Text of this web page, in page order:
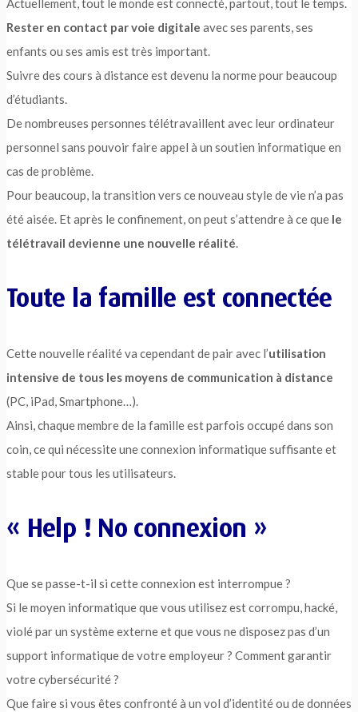
Actuellement, tout le monde est connecté, partout, tout le temps.
Rester en contact par voie digitale avec ses parents, ses
enfants ou ses amis est très important.
Suivre des cours à distance est devenu la norme pour beaucoup
d’étudiants.
De nombreuses personnes télétravaillent avec leur ordinateur
personnel sans pouvoir faire appel à un soutien informatique en
cas de problème.
Pour beaucoup, la transition vers ce nouveau style de vie n’a pas
été aisée. Et après le confinement, on peut s’attendre à ce que le
télétravail devienne une nouvelle réalité.
Toute la famille est connectée
Cette nouvelle réalité va cependant de pair avec l’utilisation
intensive de tous les moyens de communication à distance
(PC, iPad, Smartphone…).
Ainsi, chaque membre de la famille est parfois occupé dans son
coin, ce qui nécessite une connexion informatique suffisante et
stable pour tous les utilisateurs.
« Help ! No connexion »
Que se passe-t-il si cette connexion est interrompue ?
Si le moyen informatique que vous utilisez est corrompu, hacké,
violé par un système externe et que vous ne disposez pas d’un
support informatique de votre employeur ? Comment garantir
votre cybersécurité ?
Que faire si vous êtes confronté à un vol d’identité ou de données